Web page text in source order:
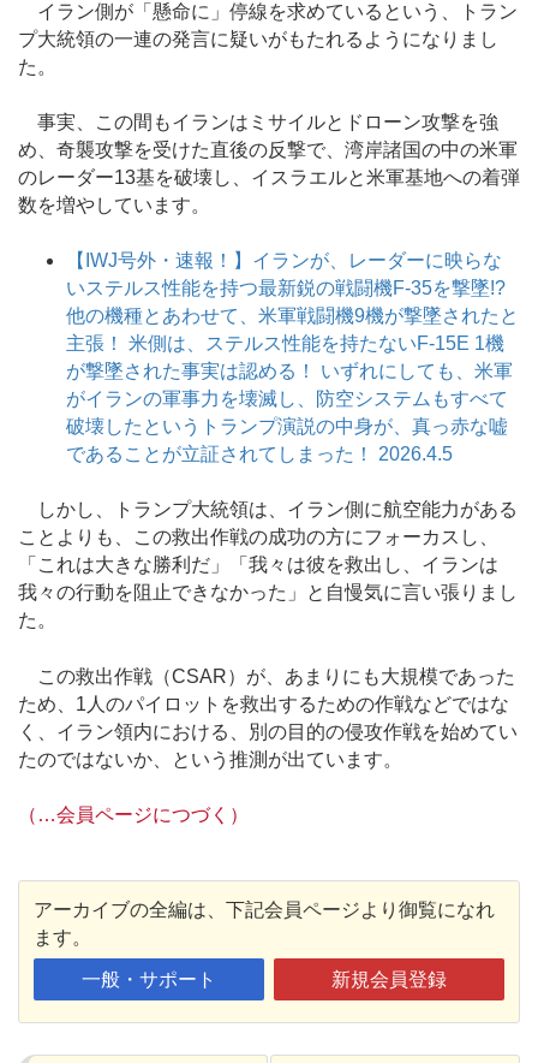
イラン側が「懸命に」停線を求めているという、トラン
プ大統領の一連の発言に疑いがもたれるようになりまし
た。
事実、この間もイランはミサイルとドローン攻撃を強
め、奇襲攻撃を受けた直後の反撃で、湾岸諸国の中の米軍
のレーダー13基を破壊し、イスラエルと米軍基地への着弾
数を増やしています。
【IWJ号外・速報！】イランが、レーダーに映らな
いステルス性能を持つ最新鋭の戦闘機F-35を撃墜!?
他の機種とあわせて、米軍戦闘機9機が撃墜されたと
主張！ 米側は、ステルス性能を持たないF-15E 1機
が撃墜された事実は認める！ いずれにしても、米軍
がイランの軍事力を壊滅し、防空システムもすべて
破壊したというトランプ演説の中身が、真っ赤な嘘
であることが立証されてしまった！ 2026.4.5
しかし、トランプ大統領は、イラン側に航空能力がある
ことよりも、この救出作戦の成功の方にフォーカスし、
「これは大きな勝利だ」「我々は彼を救出し、イランは
我々の行動を阻止できなかった」と自慢気に言い張りまし
た。
この救出作戦（CSAR）が、あまりにも大規模であった
ため、1人のパイロットを救出するための作戦などではな
く、イラン領内における、別の目的の侵攻作戦を始めてい
たのではないか、という推測が出ています。
（…会員ページにつづく）
アーカイブの全編は、下記会員ページより御覧になれ
ます。
一般・サポート 新規会員登録